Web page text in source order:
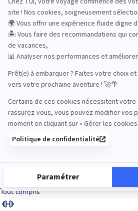
Road Trips
Sénior
Tout compris